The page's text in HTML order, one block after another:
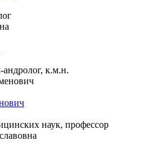
андролог, к.м.н.
наук, профессор